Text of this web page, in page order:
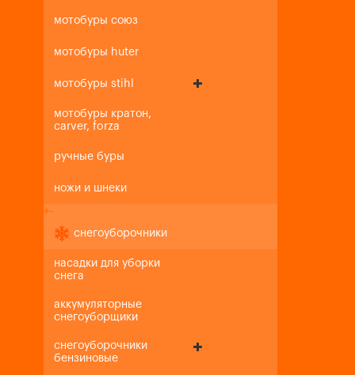
мотобуры союз
мотобуры huter
мотобуры stihl
мотобуры кратон,
carver, forza
ручные буры
ножи и шнеки
+-
снегоуборочники
насадки для уборки
снега
аккумуляторные
снегоуборщики
снегоуборочники
бензиновые